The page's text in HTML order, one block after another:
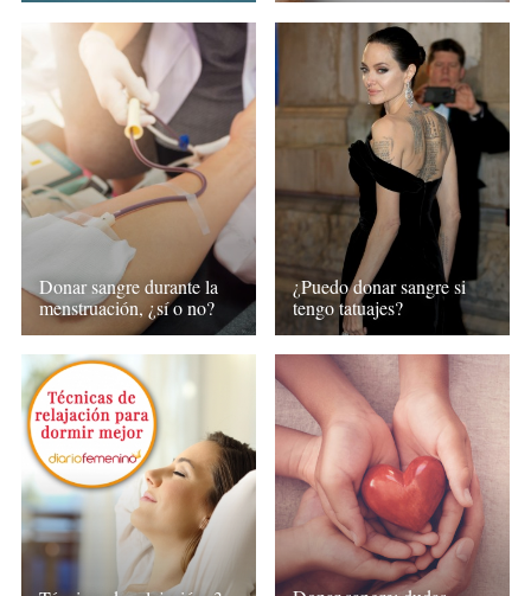
Donar sangre durante la
menstruación, ¿sí o no?
¿Puedo donar sangre si
tengo tatuajes?